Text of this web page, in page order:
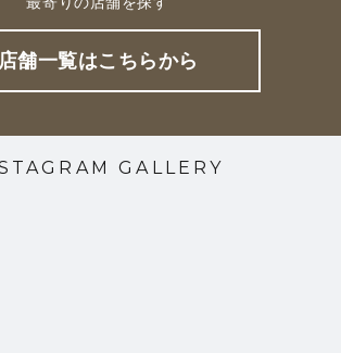
店舗一覧はこちらから
GALLERY